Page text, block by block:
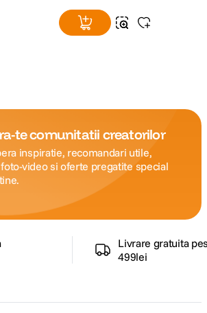
te comunitatii creatorilor
inspiratie, recomandari utile,
video si oferte pregatite special
Livrare gratuita
499lei